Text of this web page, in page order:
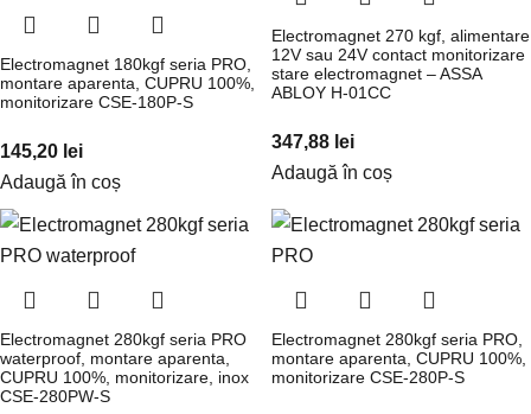
Electromagnet 180kgf seria PRO,
montare aparenta, CUPRU 100%,
monitorizare CSE-180P-S
145,20 lei
Adaugă în coș
Electromagnet 270 kgf, alimentare
12V sau 24V contact monitorizare
stare electromagnet – ASSA
ABLOY H-01CC
347,88 lei
Adaugă în coș
Electromagnet 280kgf seria PRO
waterproof, montare aparenta,
CUPRU 100%, monitorizare, inox
CSE-280PW-S
Electromagnet 280kgf seria PRO,
montare aparenta, CUPRU 100%,
monitorizare CSE-280P-S